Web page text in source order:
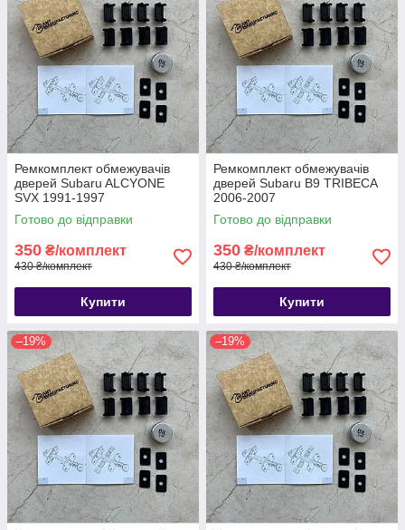
Ремкомплект обмежувачів
дверей Subaru ALCYONE
SVX 1991-1997
Готово до відправки
350 ₴/комплект
430 ₴/комплект
Купити
Ремкомплект обмежувачів
дверей Subaru B9 TRIBECA
2006-2007
Готово до відправки
350 ₴/комплект
430 ₴/комплект
Купити
–19% –19%